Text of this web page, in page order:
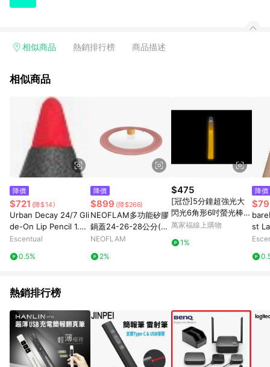
相似商品 熱銷排行榜 商品描述
相似商品
降價
$721 (降$14)
Urban Decay 24/7 Gli
de-On Lip Pencil 1.2g
714
Escentual
0.5%
降價
$899 (降$266)
NEOFLAM多功能矽膠
鍋蓋24-26-28公分(粉
色)
NEOFLAM
2%
$475
[冠岱]5分鐘超強光大
閃光6角形6吋螢光棒/
大包裝/25入
萬家福線上購物
1%
降價
st
3g
熱銷排行榜